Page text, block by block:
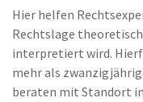
Hier helfen
Rechtslage
interpretiert wird.
mehr als
beraten mit Standort